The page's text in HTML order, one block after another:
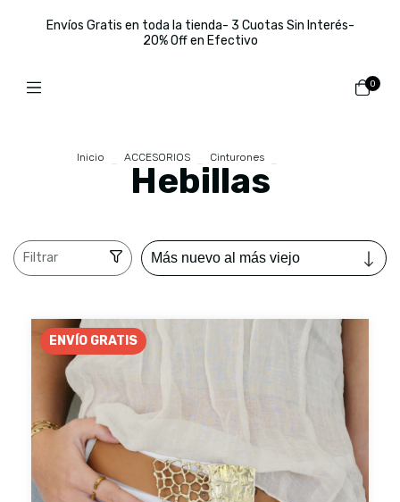
Envíos Gratis en toda la tienda- 3 Cuotas Sin Interés-
20% Off en Efectivo
0
Inicio ACCESORIOS Cinturones
Hebillas
Filtrar
ENVÍO GRATIS